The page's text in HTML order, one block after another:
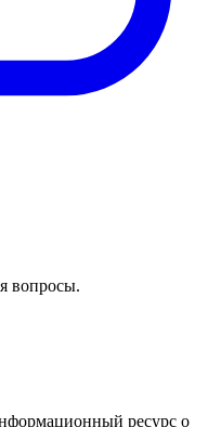
вопросы.
ресурс о